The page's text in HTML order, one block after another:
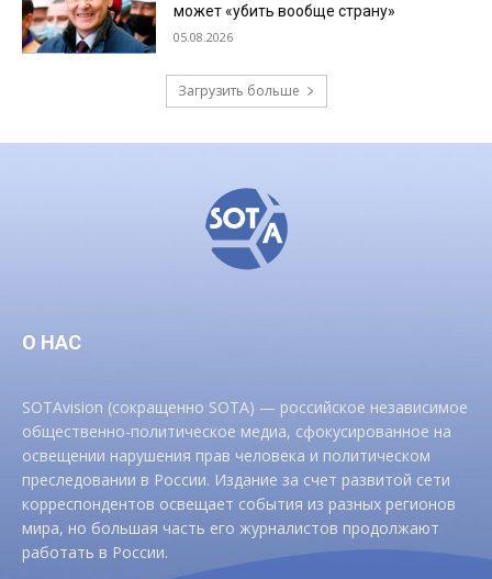
может «убить вообще страну»
05.08.2026
Загрузить больше
О НАС
SOTAvision (сокращенно SOTA) — российское независимое
общественно-политическое медиа, сфокусированное на
освещении нарушения прав человека и политическом
преследовании в России. Издание за счет развитой сети
корреспондентов освещает события из разных регионов
мира, но большая часть его журналистов продолжают
работать в России.